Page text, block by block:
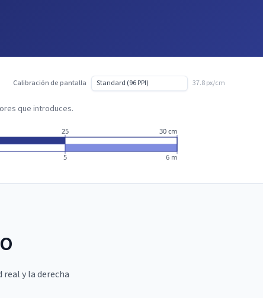
Calibración de pantalla 37.8 px/cm
que introduces.
25
5
30 cm
6 m
y la derecha